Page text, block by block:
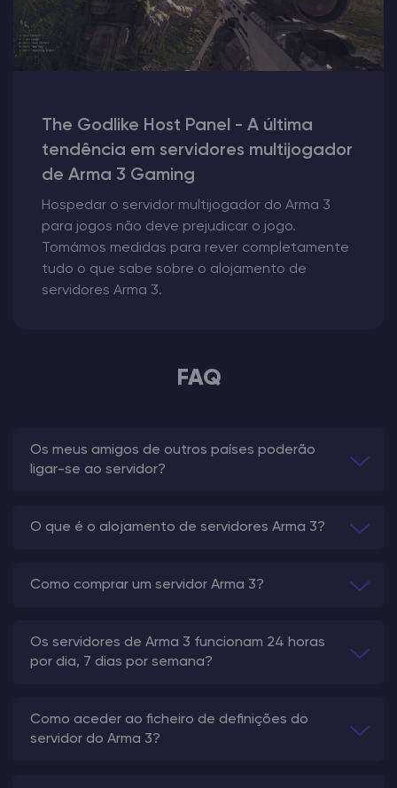
The Godlike Host Panel - A última
tendência em servidores multijogador
de Arma 3 Gaming
Hospedar o servidor multijogador do Arma 3
para jogos não deve prejudicar o jogo.
Tomámos medidas para rever completamente
tudo o que sabe sobre o alojamento de
servidores Arma 3.
FAQ
Os meus amigos de outros países poderão
ligar-se ao servidor?
O que é o alojamento de servidores Arma 3?
Como comprar um servidor Arma 3?
Os servidores de Arma 3 funcionam 24 horas
por dia, 7 dias por semana?
Como aceder ao ficheiro de definições do
servidor do Arma 3?